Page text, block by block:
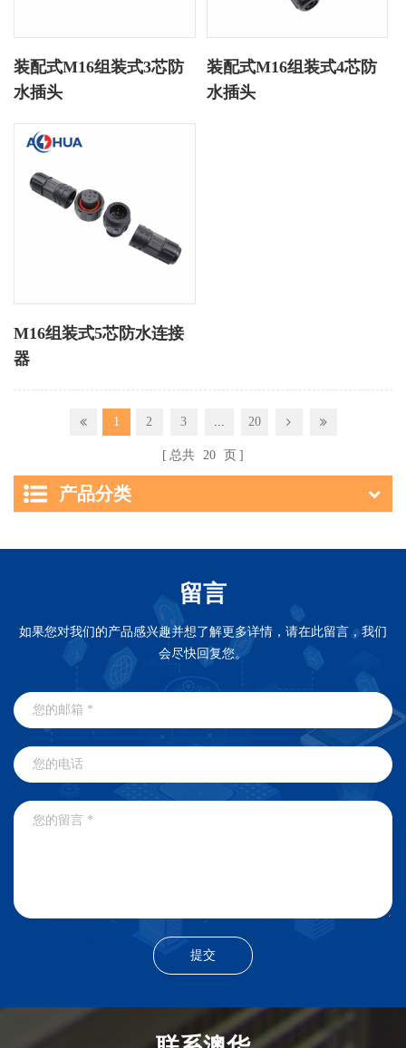
装配式M16组装式3芯防
水插头
装配式M16组装式4芯防
水插头
M16组装式5芯防水连接
器
1 2 3 ... 20
总共 20 页
产品分类
留言
如果您对我们的产品感兴趣并想了解更多详情，请在此留言，我们
会尽快回复您。